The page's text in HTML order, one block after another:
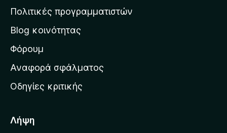
η
α
ρ
χ
κ
σ
Πολιτικές προγραμματιστών
Blog κοινότητας
Φόρουμ
Αναφορά σφάλματος
Οδηγίες κριτικής
Λήψη